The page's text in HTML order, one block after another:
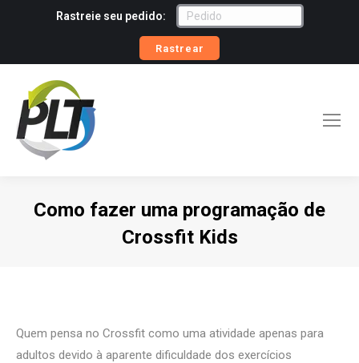
Rastreie seu pedido:
Rastrear
Como fazer uma programação de
Crossfit Kids
Quem pensa no Crossfit como uma atividade apenas para
adultos devido à aparente dificuldade dos exercícios